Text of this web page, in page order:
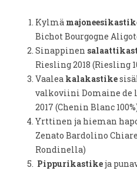
Kylmä
Bichot Bourgogne
Sinappinen
Riesling 2018 (Riesling
Vaalea kalakastike
valkoviini Domaine de
2017 (Chenin Blanc
Yrttinen ja hieman
Zenato Bardolino
Rondinella)
Pippurikastikeja